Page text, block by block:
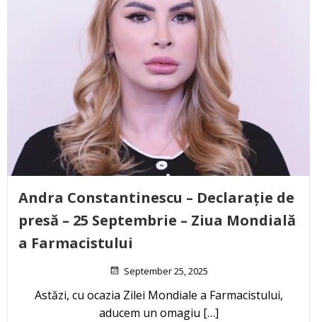
Andra Constantinescu – Declarație de
presă – 25 Septembrie – Ziua Mondială
a Farmacistului
September 25, 2025
Astăzi, cu ocazia Zilei Mondiale a Farmacistului,
aducem un omagiu […]